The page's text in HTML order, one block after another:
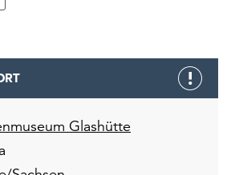
Glashütte